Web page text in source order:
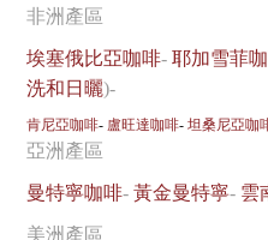
非洲產區
埃塞俄比亞咖啡-耶加雪菲
洗和日曬)-
肯尼亞咖啡- 盧旺達咖啡-坦桑尼亞咖
亞洲產區
曼特寧咖啡-黃金曼特寧- 雲
美洲產區